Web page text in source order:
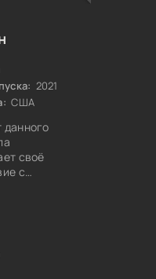
2021
США
своё
с
Это,